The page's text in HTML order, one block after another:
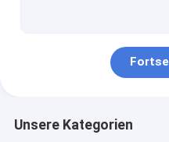
Unsere Kategorien